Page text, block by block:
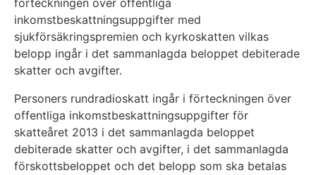
förteckningen över offentliga
inkomstbeskattningsuppgifter med
sjukförsäkringspremien och kyrkoskatten vilkas
belopp ingår i det sammanlagda beloppet debiterade
skatter och avgifter.
Personers rundradioskatt ingår i förteckningen över
offentliga inkomstbeskattningsuppgifter för
skatteåret 2013 i det sammanlagda beloppet
debiterade skatter och avgifter, i det sammanlagda
förskottsbeloppet och det belopp som ska betalas